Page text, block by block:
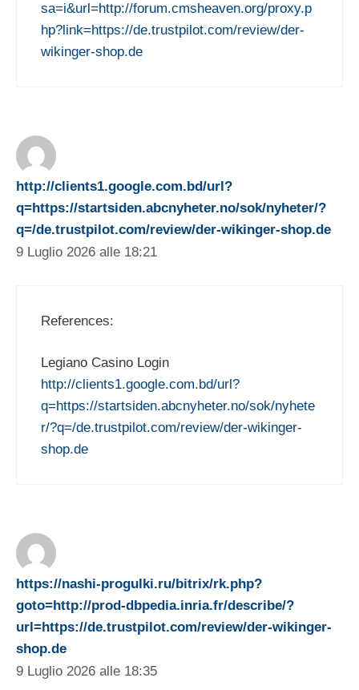
sa=i&url=http://forum.cmsheaven.org/proxy.p
hp?link=https://de.trustpilot.com/review/der-
wikinger-shop.de
http://clients1.google.com.bd/url?
q=https://startsiden.abcnyheter.no/sok/nyheter/?
q=/de.trustpilot.com/review/der-wikinger-shop.de
9 Luglio 2026 alle 18:21
References:
Legiano Casino Login
http://clients1.google.com.bd/url?
q=https://startsiden.abcnyheter.no/sok/nyhete
r/?q=/de.trustpilot.com/review/der-wikinger-
shop.de
https://nashi-progulki.ru/bitrix/rk.php?
goto=http://prod-dbpedia.inria.fr/describe/?
url=https://de.trustpilot.com/review/der-wikinger-
shop.de
9 Luglio 2026 alle 18:35